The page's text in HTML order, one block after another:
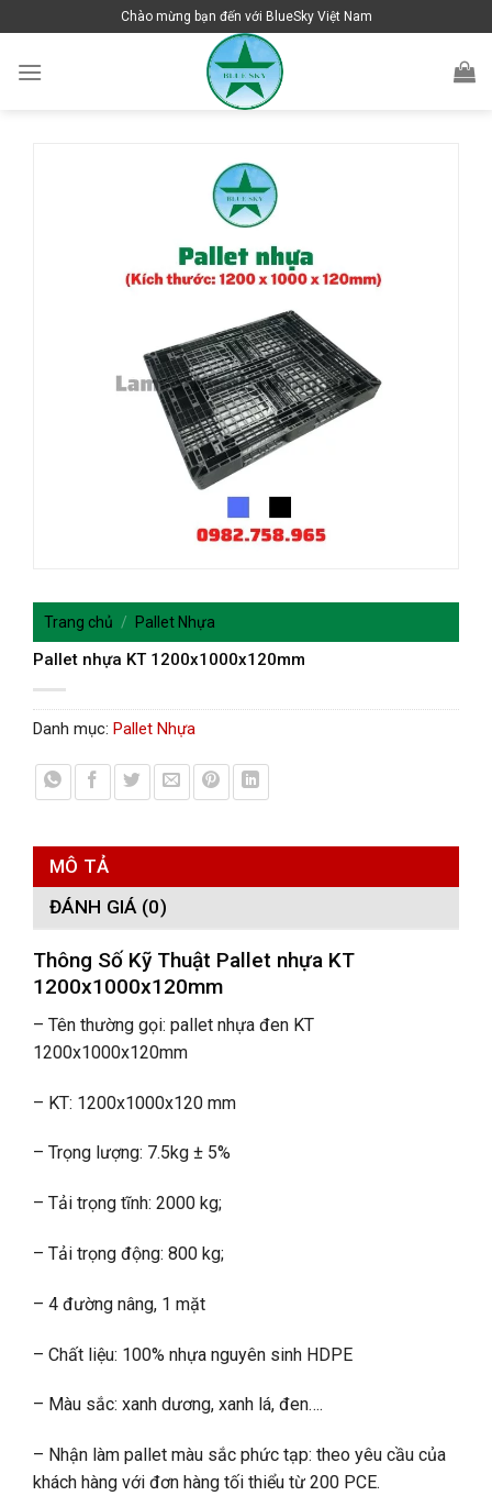
to
content
Chào mừng bạn đến với BlueSky Việt Nam
Trang chủ / Pallet Nhựa
Pallet nhựa KT 1200x1000x120mm
Danh mục: Pallet Nhựa
MÔ TẢ
ĐÁNH GIÁ (0)
Thông Số Kỹ Thuật Pallet nhựa KT
1200x1000x120mm
– Tên thường gọi: pallet nhựa đen KT
1200x1000x120mm
– KT: 1200x1000x120 mm
– Trọng lượng: 7.5kg ± 5%
– Tải trọng tĩnh: 2000 kg;
– Tải trọng động: 800 kg;
– 4 đường nâng, 1 mặt
– Chất liệu: 100% nhựa nguyên sinh HDPE
– Màu sắc: xanh dương, xanh lá, đen….
– Nhận làm pallet màu sắc phức tạp: theo yêu cầu của
khách hàng với đơn hàng tối thiểu từ 200 PCE.